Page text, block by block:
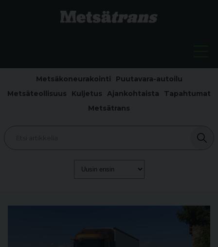
Metsäkoneurakointi
Puutavara-autoilu
Metsäteollisuus
Kuljetus Ajankohtaista
Tapahtumat
Metsätrans